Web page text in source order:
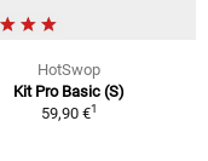
HotSwop
Kit Pro Basic (S)
59,90 €1